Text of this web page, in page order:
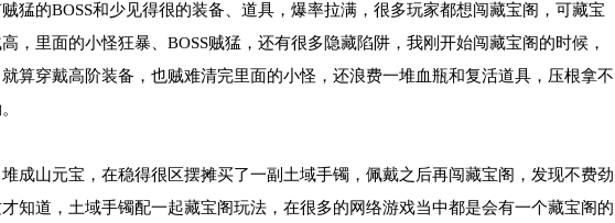
猛的BOSS和少见得很的装备、道具，爆率拉满，很多玩家都想闯藏宝阁，可藏宝
，里面的小怪狂暴、BOSS贼猛，还有很多隐藏陷阱，我刚开始闯藏宝阁的时候，
算穿戴高阶装备，也贼难清完里面的小怪，还浪费一堆血瓶和复活道具，压根拿不
成山元宝，在稳得很区摆摊买了一副土域手镯，佩戴之后再闯藏宝阁，发现不费劲
知道，土域手镯配一起藏宝阁玩法，在很多的网络游戏当中都是会有一个藏宝阁的